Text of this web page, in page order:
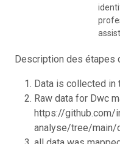
Description des étapes
Data is collected in
Raw data for Dwc
https://github.com/
analyse/tree/main/